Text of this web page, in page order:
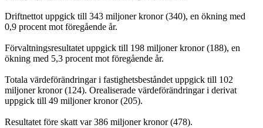
Driftnettot uppgick till 343 miljoner kronor (340), en ökning med
0,9 procent mot föregående år.
Förvaltningsresultatet uppgick till 198 miljoner kronor (188), en
ökning med 5,3 procent mot föregående år.
Totala värdeförändringar i fastighetsbeståndet uppgick till 102
miljoner kronor (124). Orealiserade värdeförändringar i derivat
uppgick till 49 miljoner kronor (205).
Resultatet före skatt var 386 miljoner kronor (478).